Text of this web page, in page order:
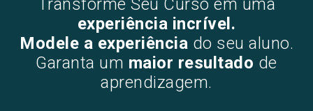
Transforme Seu Curso em uma
experiência incrível.
Modele a experiência do seu aluno.
Garanta um maior resultado de
aprendizagem.